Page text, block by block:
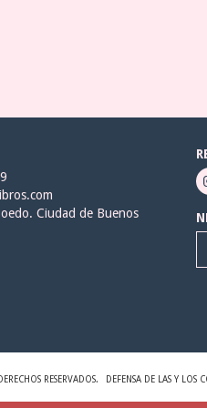
Ciudad de Buenos
RESERVADOS. DEFENSA DE LAS Y LOS